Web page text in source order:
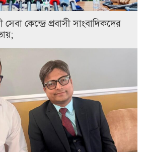
সেবা কেন্দ্রে প্রবাসী সাংবাদিকদের